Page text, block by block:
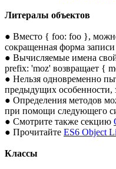
Литералы объектов
● Вместо { foo: foo },
сокращенная форма
● Вычисляемые имена
prefix: 'moz' возвращает {
● Нельзя одновременно
предыдущих особенности,
● Определения методов
при помощи следующего
● Смотрите также секцию
● Прочитайте ES6 Object
Классы